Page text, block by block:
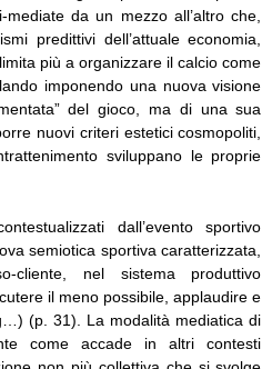
da un mezzo all’altro che,
predittivi dell’attuale economia,
più a organizzare il calcio come
imponendo una nuova visione
del gioco, ma di una sua
nuovi criteri estetici cosmopoliti,
sviluppano le proprie
dall’evento sportivo
semiotica sportiva caratterizzata,
nel sistema produttivo
il meno possibile, applaudire e
(p. 31). La modalità mediatica di
come accade in altri contesti